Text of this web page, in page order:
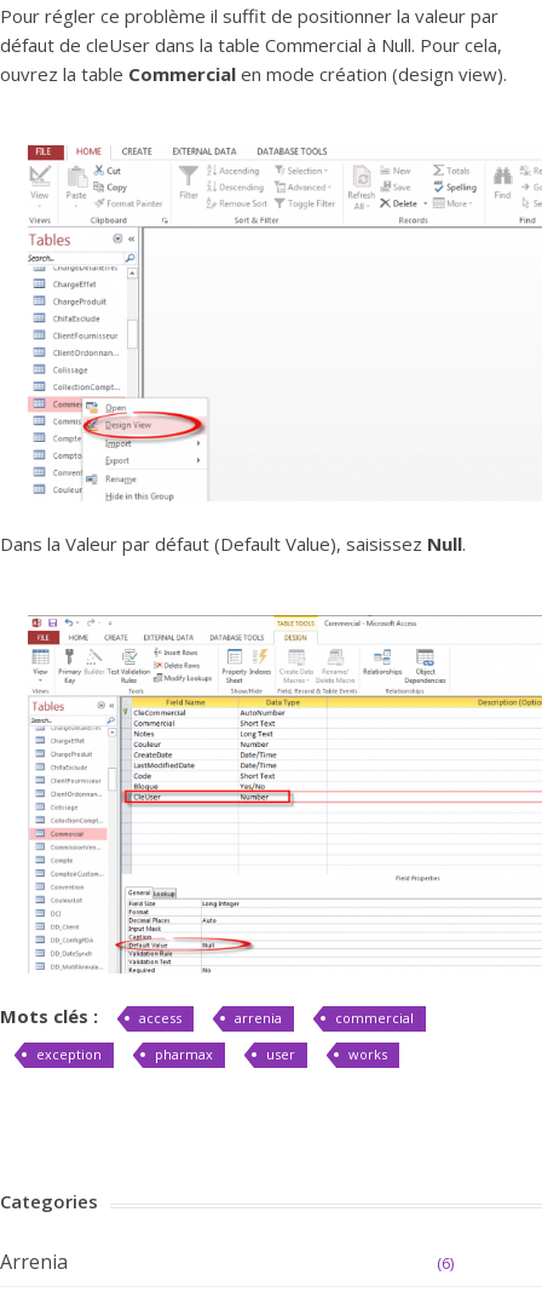
Pour régler ce problème il suffit de positionner la valeur par
défaut de cleUser dans la table Commercial à Null. Pour cela,
ouvrez la table Commercial en mode création (design view).
Dans la Valeur par défaut (Default Value), saisissez Null.
Mots clés : access arrenia
commercial
exception
pharmax user works
Categories
Arrenia (6)